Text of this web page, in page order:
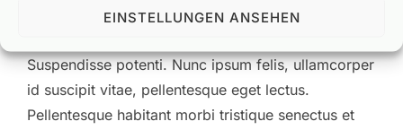
EINSTELLUNGEN ANSEHEN
am
Kommentare
Suspendisse potenti. Nunc ipsum felis, ullamcorper
id suscipit vitae, pellentesque eget lectus.
Pellentesque habitant morbi tristique senectus et